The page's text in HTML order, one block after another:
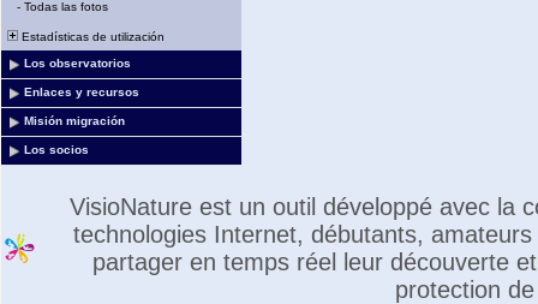
- Todas las fotos
Estadísticas de utilización
Los observatorios
Enlaces y recursos
Misión migración
Los socios
VisioNature est un outil développé avec la
technologies Internet, débutants,
partager en temps réel leur découverte
protection